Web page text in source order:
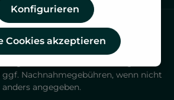
ggf. Nachnahmegebühren, wenn nicht
anders angegeben.
Konfigurieren
Cookies akzeptieren